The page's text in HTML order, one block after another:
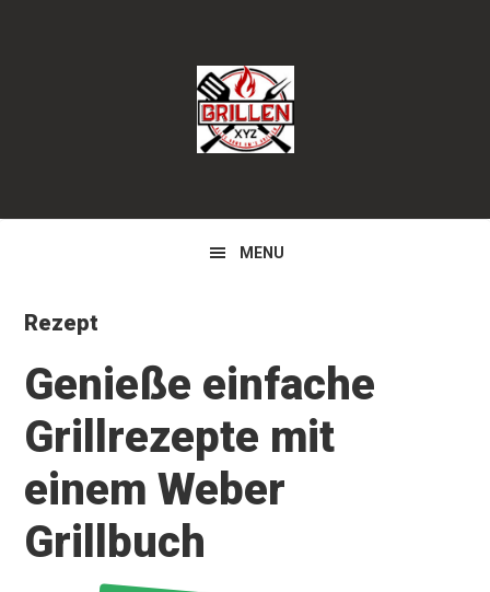
MENU
Rezept
Genieße einfache
Grillrezepte mit
einem Weber
Grillbuch